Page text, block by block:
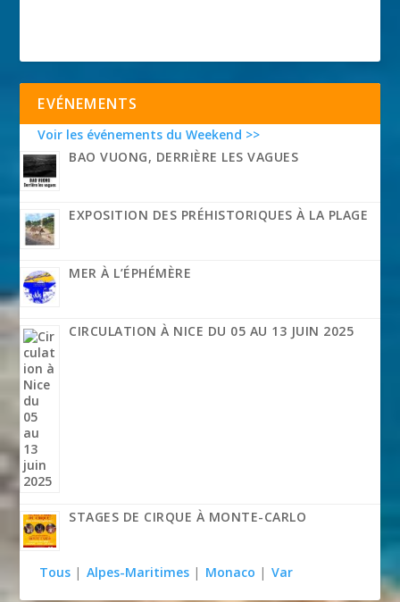
EVÉNEMENTS
Voir les événements du Weekend >>
BAO VUONG, DERRIÈRE LES VAGUES
EXPOSITION DES PRÉHISTORIQUES À LA PLAGE
MER À L’ÉPHÉMÈRE
CIRCULATION À NICE DU 05 AU 13 JUIN 2025
STAGES DE CIRQUE À MONTE-CARLO
Tous | Alpes-Maritimes | Monaco | Var